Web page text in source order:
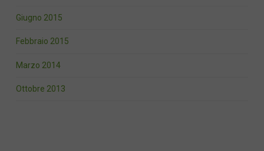
Giugno 2015
Febbraio 2015
Marzo 2014
Ottobre 2013